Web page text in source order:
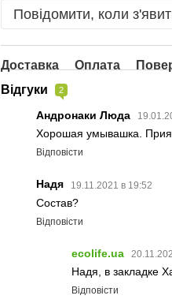
Повідомити, коли
Доставка Оплата
Відгуки
2
Андронаки Люда
Хорошая умывашка.
Відповісти
Надя 19.11.2021 в 19:52
Состав?
Відповісти
ecolife.ua
Надя, в закладке
Відповісти